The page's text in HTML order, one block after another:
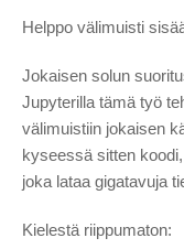
Helppo välimuisti
Jokaisen solun
Jupyterilla tämä työ
välimuistiin jokaisen
kyseessä sitten
joka lataa gigatavuja
Kielestä riippumaton: